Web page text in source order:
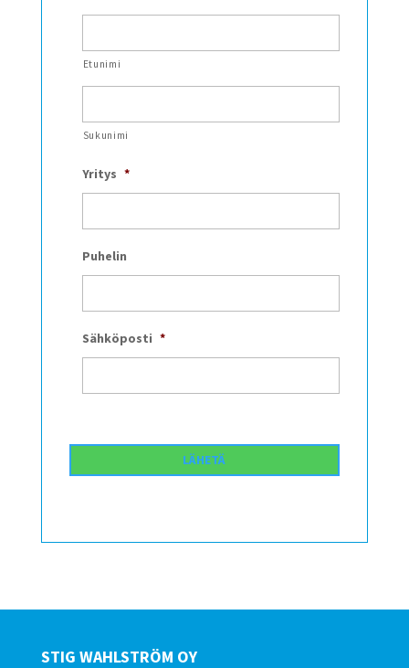
Etunimi
Sukunimi
Yritys *
Puhelin
Sähköposti *
STIG WAHLSTRÖM OY